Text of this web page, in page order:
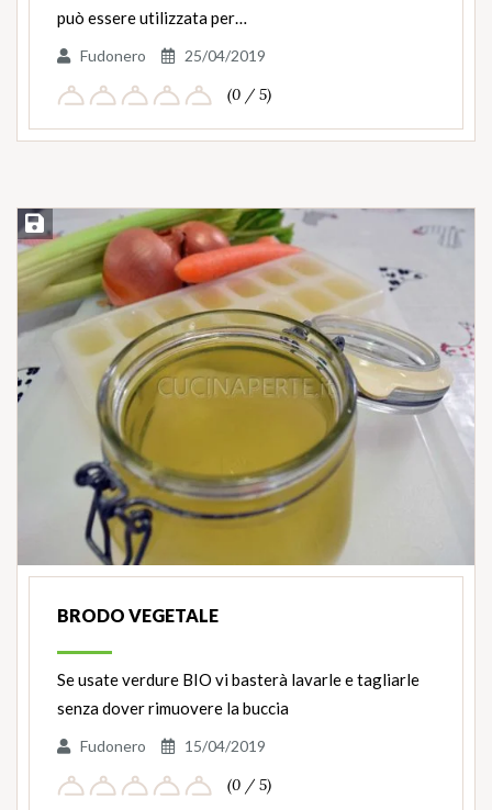
può essere utilizzata per…
Fudonero 25/04/2019
(0 / 5)
Salva ricetta
BRODO VEGETALE
Se usate verdure BIO vi basterà lavarle e tagliarle
senza dover rimuovere la buccia
Fudonero 15/04/2019
(0 / 5)